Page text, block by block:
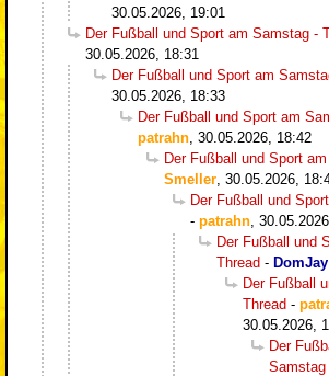
30.05.2026, 19:01
Der Fußball und Sport am Samstag -
30.05.2026, 18:31
Der Fußball und Sport am
30.05.2026, 18:33
Der Fußball und Sport am
patrahn 30.05.2026, 18:42
Der Fußball und Sport
Smeller 30.05.2026,
Der Fußball und
- patrahn
Der Fußball und
Thread - DomJay
Der Fußball
Thread -
30.05.2026,
Der
Samstag